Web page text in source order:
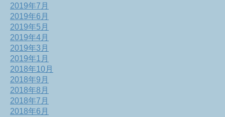
2019年7月
2019年6月
2019年5月
2019年4月
2019年3月
2019年1月
2018年10月
2018年9月
2018年8月
2018年7月
2018年6月